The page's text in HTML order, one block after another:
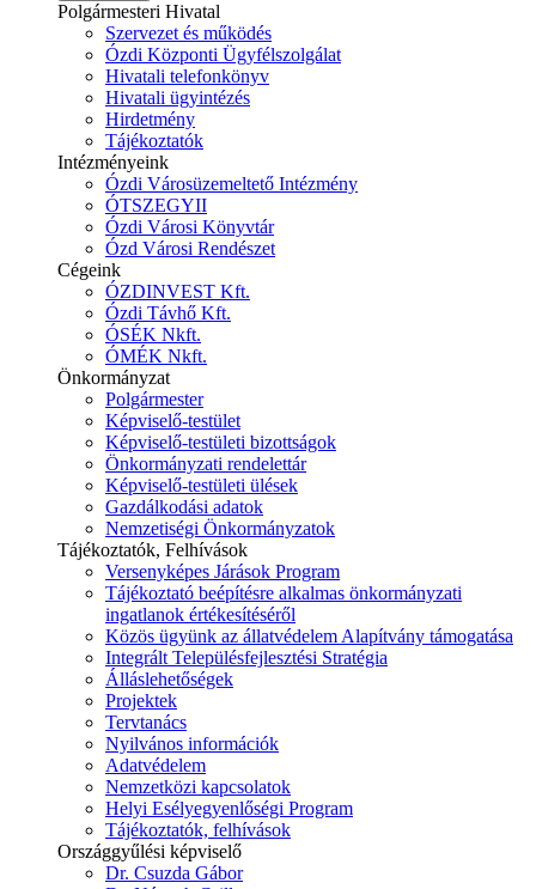
Polgármesteri Hivatal
Szervezet és működés
Ózdi Központi Ügyfélszolgálat
Hivatali telefonkönyv
Hivatali ügyintézés
Hirdetmény
Tájékoztatók
Intézményeink
Ózdi Városüzemeltető Intézmény
ÓTSZEGYII
Ózdi Városi Könyvtár
Ózd Városi Rendészet
Cégeink
ÓZDINVEST Kft.
Ózdi Távhő Kft.
ÓSÉK Nkft.
ÓMÉK Nkft.
Önkormányzat
Polgármester
Képviselő-testület
Képviselő-testületi bizottságok
Önkormányzati rendelettár
Képviselő-testületi ülések
Gazdálkodási adatok
Nemzetiségi Önkormányzatok
Tájékoztatók, Felhívások
Versenyképes Járások Program
Tájékoztató beépítésre alkalmas önkormányzati
ingatlanok értékesítéséről
Közös ügyünk az állatvédelem Alapítvány támogatása
Integrált Településfejlesztési Stratégia
Álláslehetőségek
Projektek
Tervtanács
Nyilvános információk
Adatvédelem
Nemzetközi kapcsolatok
Helyi Esélyegyenlőségi Program
Tájékoztatók, felhívások
Országgyűlési képviselő
Dr. Csuzda Gábor